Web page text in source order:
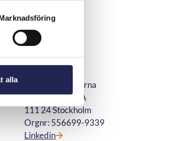
alla
Telekområdgivarna
Wallingatan 44A
111 24 Stockholm
Orgnr: 556699-9339
Linkedin